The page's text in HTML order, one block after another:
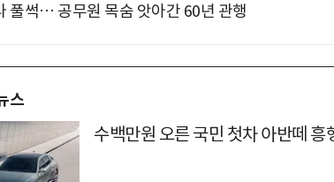
풀썩… 공무원 목숨 앗아간 60년 관행
스
수백만원 오른 국민 첫차 아반떼 흥